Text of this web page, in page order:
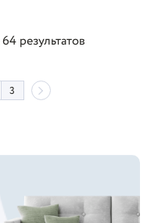
64результатов
3